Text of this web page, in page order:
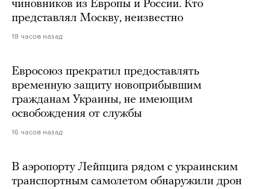
чиновников из Европы и России. Кто
представлял Москву, неизвестно
18 часов назад
Евросоюз прекратил предоставлять
временную защиту новоприбывшим
гражданам Украины, не имеющим
освобождения от службы
16 часов назад
В аэропорту Лейпцига рядом с украинским
транспортным самолетом обнаружили дрон